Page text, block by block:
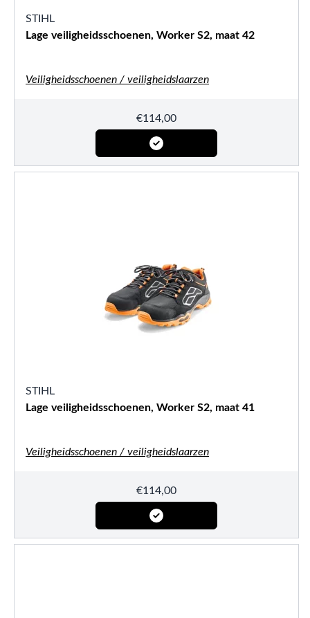
STIHL
Lage veiligheidsschoenen, Worker S2, maat 42
Veiligheidsschoenen / veiligheidslaarzen
€114,00
STIHL
Lage veiligheidsschoenen, Worker S2, maat 41
Veiligheidsschoenen / veiligheidslaarzen
€114,00